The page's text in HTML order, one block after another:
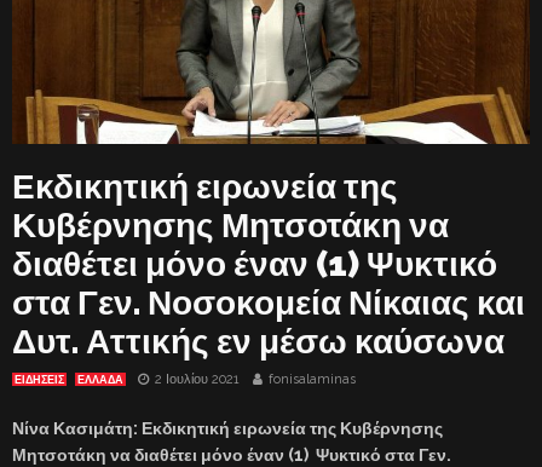
Εκδικητική ειρωνεία της
Κυβέρνησης Μητσοτάκη να
διαθέτει μόνο έναν (1) Ψυκτικό
στα Γεν. Νοσοκομεία Νίκαιας και
Δυτ. Αττικής εν μέσω καύσωνα
ΕΙΔΗΣΕΙΣ ΕΛΛΑΔΑ 2 Ιουλίου 2021 fonisalaminas
Νίνα Κασιμάτη: Εκδικητική ειρωνεία της Κυβέρνησης
Μητσοτάκη να διαθέτει μόνο έναν (1) Ψυκτικό στα Γεν.